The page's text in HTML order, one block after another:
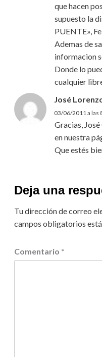
que hacen
supuesto la
PUENTE»,
Ademas de
informacion
Donde lo
cualquier
José
03/06/2011 a las
Gracias,
en nuestra
Que estés
Deja una
Tu dirección de correo
campos obligatorios
Comentario *